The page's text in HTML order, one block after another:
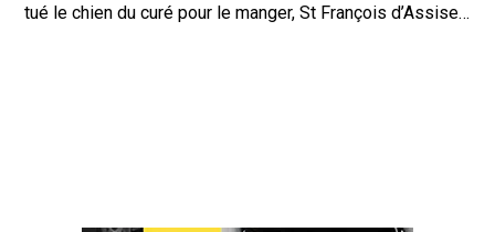
tué le chien du curé pour le manger, St François d’Assise…